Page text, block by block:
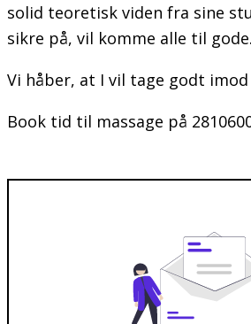
solid teoretisk viden fra sine
sikre på, vil komme alle til gode.
Vi håber, at I vil tage godt imod
Book tid til massage på